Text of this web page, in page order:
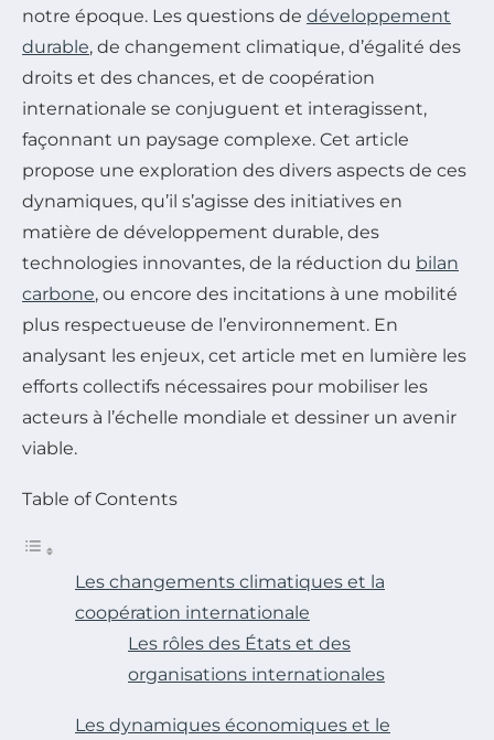
notre époque. Les questions de développement
durable, de changement climatique, d’égalité des
droits et des chances, et de coopération
internationale se conjuguent et interagissent,
façonnant un paysage complexe. Cet article
propose une exploration des divers aspects de ces
dynamiques, qu’il s’agisse des initiatives en
matière de développement durable, des
technologies innovantes, de la réduction du bilan
carbone, ou encore des incitations à une mobilité
plus respectueuse de l’environnement. En
analysant les enjeux, cet article met en lumière les
efforts collectifs nécessaires pour mobiliser les
acteurs à l’échelle mondiale et dessiner un avenir
viable.
Table of Contents
Les changements climatiques et la
coopération internationale
Les rôles des États et des
organisations internationales
Les dynamiques économiques et le